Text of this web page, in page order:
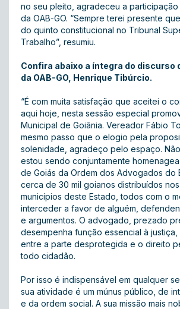
no seu pleito, agradeceu a
da OAB-GO. “Sempre terei presente
do quinto constitucional no Tribunal
Trabalho”, resumiu.
Confira abaixo a íntegra do discurso
da OAB-GO, Henrique Tibúrcio.
“É com muita satisfação que aceitei o
aqui hoje, nesta sessão especial
Municipal de Goiânia. Vereador Fábio
mesmo passo que o elogio pela
solenidade, agradeço pelo espaço.
estou sendo conjuntamente
de Goiás da Ordem dos Advogados do
cerca de 30 mil goianos distribuídos
municípios deste Estado, todos com o
interceder a favor de alguém,
e argumentos. O advogado, prezado
desempenha função essencial à
entre a parte desprotegida e o direito
todo cidadão.
Por isso é indispensável em qualquer
sua atividade é um múnus público, de
e da ordem social. A sua missão mais